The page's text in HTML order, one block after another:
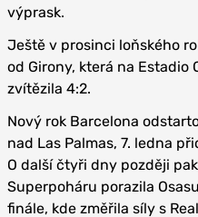
výprask.
Ještě v prosinci loňského
od Girony, která na Estadio
zvítězila 4:2.
Nový rok Barcelona
nad Las Palmas, 7. ledna
O další čtyři dny později
Superpoháru porazila
finále, kde změřila síly s